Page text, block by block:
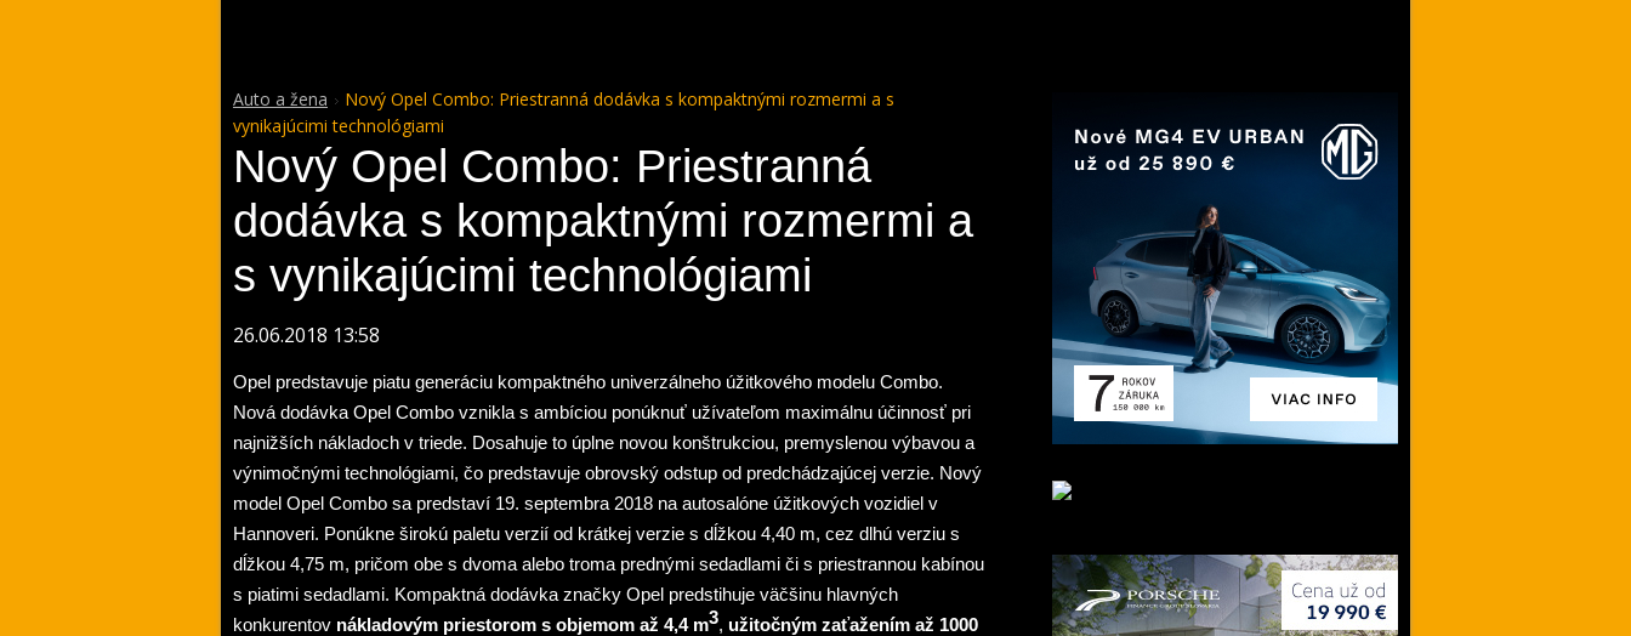
Auto a žena
Nový Opel Combo: Priestranná dodávka s kompaktnými rozmermi a s
vynikajúcimi technológiami
Nový Opel Combo: Priestranná
dodávka s kompaktnými rozmermi a
s vynikajúcimi technológiami
26.06.2018 13:58
Opel predstavuje piatu generáciu kompaktného univerzálneho úžitkového modelu Combo.
Nová dodávka Opel Combo vznikla s ambíciou ponúknuť užívateľom maximálnu účinnosť pri
najnižších nákladoch v triede. Dosahuje to úplne novou konštrukciou, premyslenou výbavou a
výnimočnými technológiami, čo predstavuje obrovský odstup od predchádzajúcej verzie. Nový
model Opel Combo sa predstaví 19. septembra 2018 na autosalóne úžitkových vozidiel v
Hannoveri. Ponúkne širokú paletu verzií od krátkej verzie s dĺžkou 4,40 m, cez dlhú verziu s
dĺžkou 4,75 m, pričom obe s dvoma alebo troma prednými sedadlami či s priestrannou kabínou
s piatimi sedadlami. Kompaktná dodávka značky Opel predstihuje väčšinu hlavných
konkurentov nákladovým priestorom s objemom až 4,4 m3, užitočným zaťažením až 1000